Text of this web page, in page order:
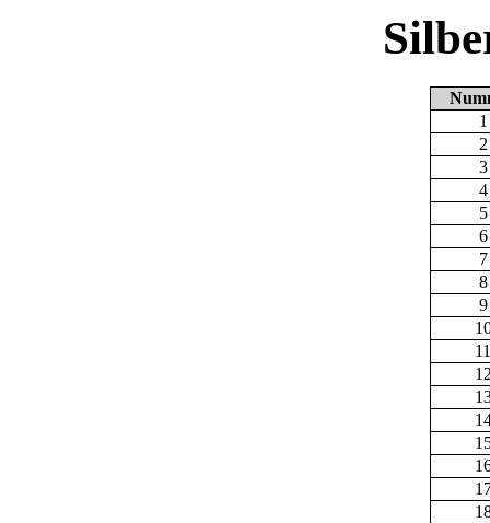
1
2
3
4
5
6
7
8
9
11